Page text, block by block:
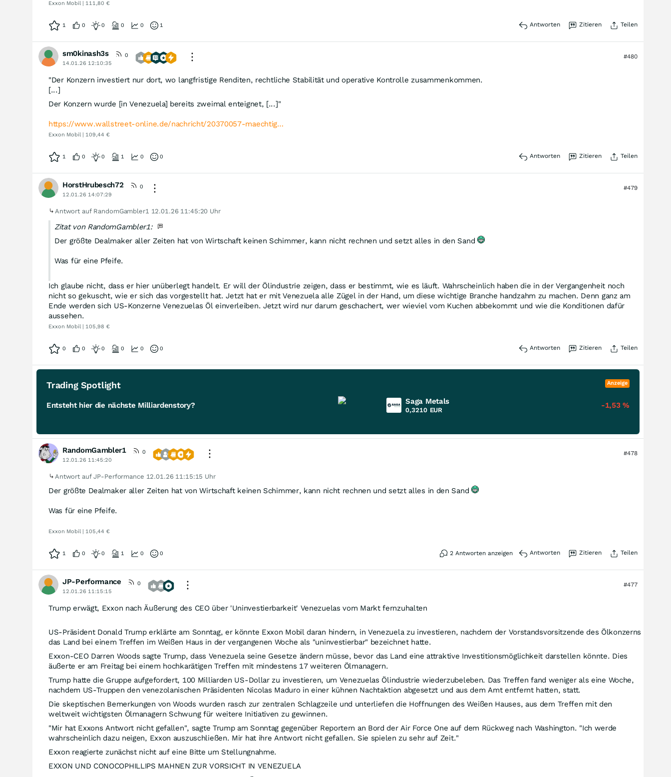
Exxon Mobil | 111,80 €
1 0 0 0 0 1 Antworten Zitieren Teilen
sm0kinash3s
0
14.01.26 12:10:35
#480
"Der Konzern investiert nur dort, wo langfristige Renditen, rechtliche Stabilität und operative Kontrolle zusammenkommen.
[...]
Der Konzern wurde [in Venezuela] bereits zweimal enteignet, [...]"
https://www.wallstreet-online.de/nachricht/20370057-maechtig…
Exxon Mobil | 109,44 €
1 0 0 1 0 0 Antworten Zitieren Teilen
HorstHrubesch72
0
12.01.26 14:07:29
#479
Antwort auf RandomGambler1 12.01.26 11:45:20 Uhr
Zitat von RandomGambler1:
Der größte Dealmaker aller Zeiten hat von Wirtschaft keinen Schimmer, kann nicht rechnen und setzt alles in den Sand
Was für eine Pfeife.
Ich glaube nicht, dass er hier unüberlegt handelt. Er will der Ölindustrie zeigen, dass er bestimmt, wie es läuft. Wahrscheinlich haben die in der Vergangenheit noch
nicht so gekuscht, wie er sich das vorgestellt hat. Jetzt hat er mit Venezuela alle Zügel in der Hand, um diese wichtige Branche handzahm zu machen. Denn ganz am
Ende werden sich US-Konzerne Venezuelas Öl einverleiben. Jetzt wird nur darum geschachert, wer wieviel vom Kuchen abbekommt und wie die Konditionen dafür
aussehen.
Exxon Mobil | 105,98 €
0 0 0 0 0 0 Antworten Zitieren Teilen
Trading Spotlight Anzeige
Entsteht hier die nächste Milliardenstory? Saga Metals
0,3210 EUR
-1,53%
RandomGambler1
0
12.01.26 11:45:20
#478
Antwort auf JP-Performance 12.01.26 11:15:15 Uhr
Der größte Dealmaker aller Zeiten hat von Wirtschaft keinen Schimmer, kann nicht rechnen und setzt alles in den Sand
Was für eine Pfeife.
Exxon Mobil | 105,44 €
1 0 0 1 0 0 2 Antworten anzeigen Antworten Zitieren Teilen
JP-Performance
0
12.01.26 11:15:15
#477
Trump erwägt, Exxon nach Äußerung des CEO über 'Uninvestierbarkeit' Venezuelas vom Markt fernzuhalten
US-Präsident Donald Trump erklärte am Sonntag, er könnte Exxon Mobil daran hindern, in Venezuela zu investieren, nachdem der Vorstandsvorsitzende des Ölkonzerns
das Land bei einem Treffen im Weißen Haus in der vergangenen Woche als "uninvestierbar" bezeichnet hatte.
Exxon-CEO Darren Woods sagte Trump, dass Venezuela seine Gesetze ändern müsse, bevor das Land eine attraktive Investitionsmöglichkeit darstellen könnte. Dies
äußerte er am Freitag bei einem hochkarätigen Treffen mit mindestens 17 weiteren Ölmanagern.
Trump hatte die Gruppe aufgefordert, 100 Milliarden US-Dollar zu investieren, um Venezuelas Ölindustrie wiederzubeleben. Das Treffen fand weniger als eine Woche,
nachdem US-Truppen den venezolanischen Präsidenten Nicolas Maduro in einer kühnen Nachtaktion abgesetzt und aus dem Amt entfernt hatten, statt.
Die skeptischen Bemerkungen von Woods wurden rasch zur zentralen Schlagzeile und unterliefen die Hoffnungen des Weißen Hauses, aus dem Treffen mit den
weltweit wichtigsten Ölmanagern Schwung für weitere Initiativen zu gewinnen.
"Mir hat Exxons Antwort nicht gefallen", sagte Trump am Sonntag gegenüber Reportern an Bord der Air Force One auf dem Rückweg nach Washington. "Ich werde
wahrscheinlich dazu neigen, Exxon auszuschließen. Mir hat ihre Antwort nicht gefallen. Sie spielen zu sehr auf Zeit."
Exxon reagierte zunächst nicht auf eine Bitte um Stellungnahme.
EXXON UND CONOCOPHILLIPS MAHNEN ZUR VORSICHT IN VENEZUELA